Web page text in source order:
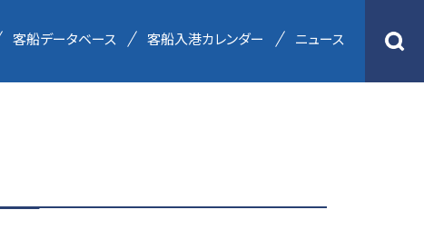
客船データベース 客船入港カレンダー ニュース